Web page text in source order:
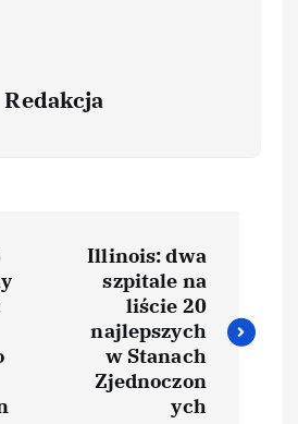
Redakcja
Illinois: dwa
szpitale na
liście 20
najlepszych
w Stanach
Zjednoczon
ych